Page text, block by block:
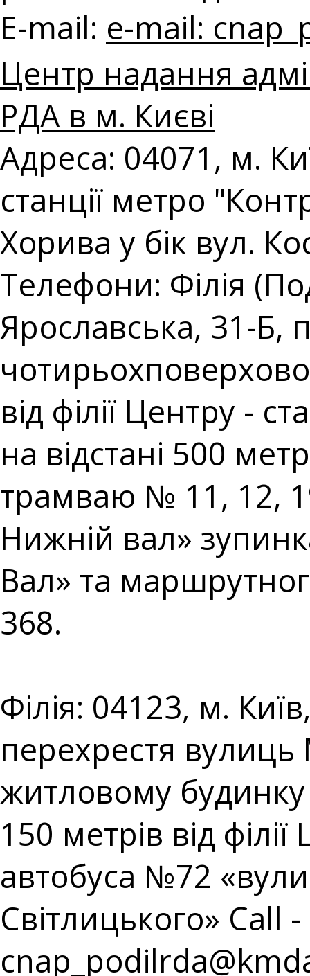
E-mail: e-mail:
Центр надання
РДА в м. Києві
Адреса: 04071, м.
станції метро
Хорива у бік вул.
Телефони: Філія
Ярославська, 31-Б,
від філії Центру -
на відстані 500
трамваю № 11, 12,
Нижній вал»
Вал» та
Філія: 04123, м.
перехрестя
житловому будинку
150 метрів від
автобуса №72
Світлицького» Call